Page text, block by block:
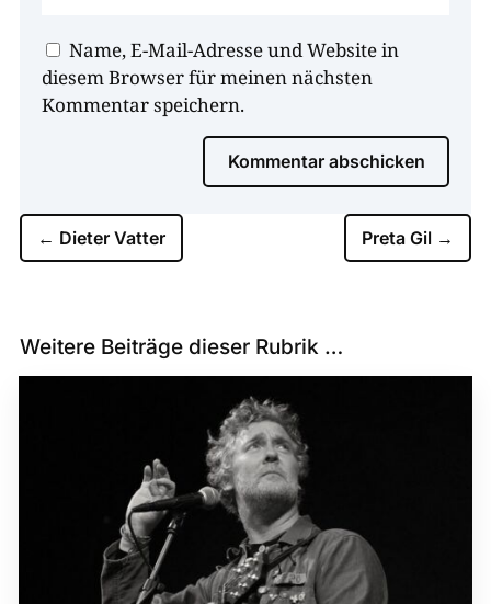
Name, E-Mail-Adresse und Website in
diesem Browser für meinen nächsten
Kommentar speichern.
Kommentar abschicken
← Dieter Vatter Preta Gil →
Weitere Beiträge dieser Rubrik …